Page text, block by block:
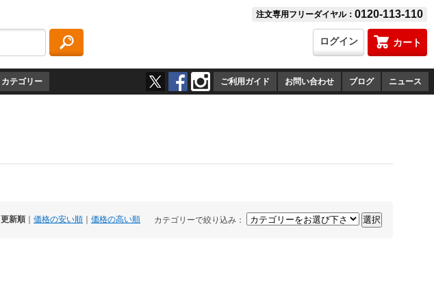
注文専用フリーダイヤル： 0120-113-110
カート
ログイン
カテゴリー ご利用ガイド お問い合わせ ブログ ニュース
カテゴリーで絞り込み：
更新順 価格の安い順 価格の高い順